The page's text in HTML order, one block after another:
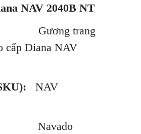
NAV 2040B NT
Gương trang
cấp Diana NAV
NAV